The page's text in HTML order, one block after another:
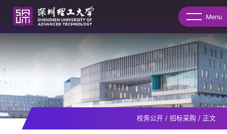
Menu
校务公开/ 招标采购 / 正文